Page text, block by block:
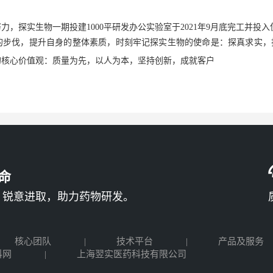
，探实生物一期投建1000平研发办公实验室于2021年9月底完工并投入
伐，提升自身的整体素质，时刻牢记探实生物的使命是：探真求实
心价值观：质量为先，以人为本，坚持创新，成就客户
意进取，助力药物研发。
核心团队 技术平台
产品及服务
上海翌实医药科技有限公司